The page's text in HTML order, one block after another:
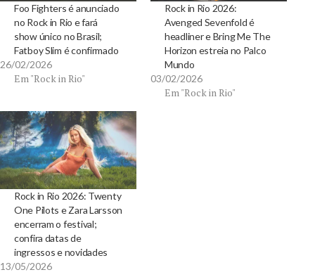
Foo Fighters é anunciado
no Rock in Rio e fará
show único no Brasil;
Fatboy Slim é confirmado
26/02/2026
Em "Rock in Rio"
Rock in Rio 2026:
Avenged Sevenfold é
headliner e Bring Me The
Horizon estreia no Palco
Mundo
03/02/2026
Em "Rock in Rio"
Rock in Rio 2026: Twenty
One Pilots e Zara Larsson
encerram o festival;
confira datas de
ingressos e novidades
13/05/2026